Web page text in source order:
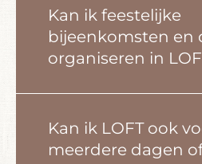
Kan ik feestelijke
bijeenkomsten en
organiseren in
Kan ik LOFT ook
meerdere dagen